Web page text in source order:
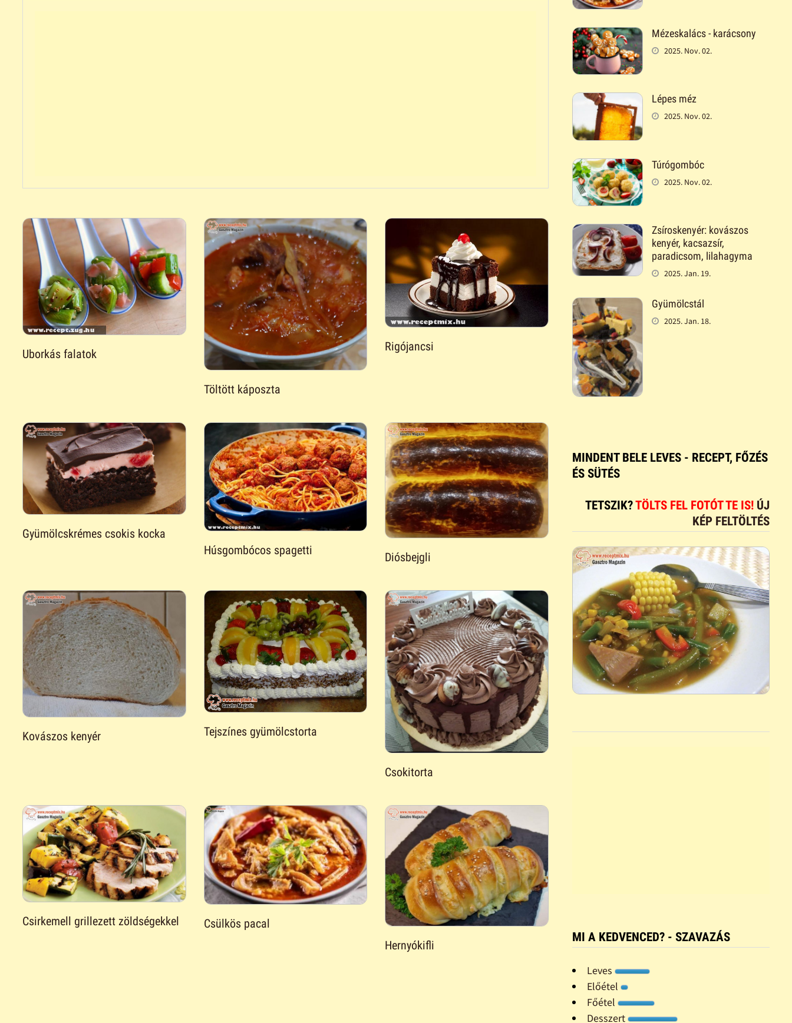
Uborkás falatok
Töltött káposzta
Rigójancsi
Gyümölcskrémes csokis kocka
Húsgombócos spagetti
Diósbejgli
Kovászos kenyér Tejszínes gyümölcstorta
Csokitorta
Csirkemell grillezett zöldségekkel
Csülkös pacal
Hernyókifli
Mézeskalács - karácsony
2025. Nov. 02.
Lépes méz
2025. Nov. 02.
Túrógombóc
2025. Nov. 02.
Zsíroskenyér: kovászos
kenyér, kacsazsír,
paradicsom, lilahagyma
2025. Jan. 19.
Gyümölcstál
2025. Jan. 18.
MINDENT BELE LEVES - RECEPT, FŐZÉS
ÉS SÜTÉS
TETSZIK?TÖLTS FEL FOTÓT TE IS! ÚJ
KÉP FELTÖLTÉS
MI A KEDVENCED? - SZAVAZÁS
Leves
Előétel
Főétel
Desszert